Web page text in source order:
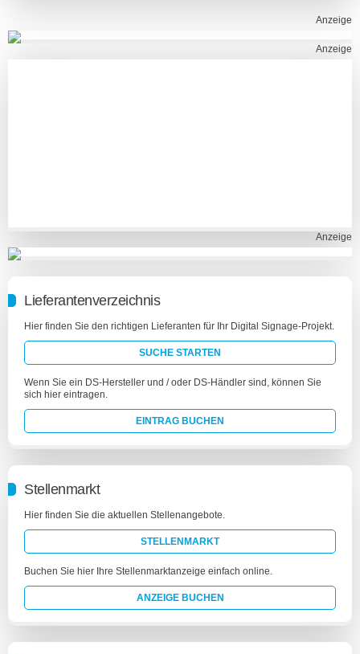
Anzeige
Anzeige
Anzeige
Lieferantenverzeichnis
Hier finden Sie den richtigen Lieferanten für Ihr Digital Signage-Projekt.
SUCHE STARTEN
Wenn Sie ein DS-Hersteller und / oder DS-Händler sind, können Sie
sich hier eintragen.
EINTRAG BUCHEN
Stellenmarkt
Hier finden Sie die aktuellen Stellenangebote.
STELLENMARKT
Buchen Sie hier Ihre Stellenmarktanzeige einfach online.
ANZEIGE BUCHEN